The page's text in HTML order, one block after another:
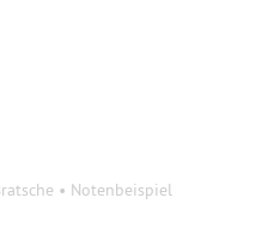
• Notenbeispiel